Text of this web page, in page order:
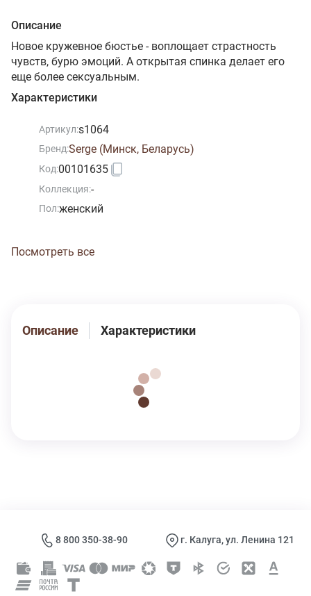
Описание
Новое кружевное бюстье - воплощает страстность
чувств, бурю эмоций. А открытая спинка делает его
еще более сексуальным.
Характеристики
Артикул:s1064
Бренд:Serge (Минск, Беларусь)
Код:00101635
Коллекция:-
Пол:женский
Посмотреть все
Описание Характеристики
8 800 350-38-90 г. Калуга, ул. Ленина 121